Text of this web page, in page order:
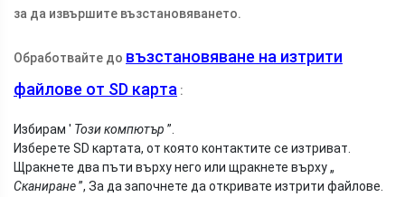
за да извършите възстановяването.
Обработвайте до възстановяване на изтрити
файлове от SD карта :
Избирам ' Този компютър ”.
Изберете SD картата, от която контактите се изтриват.
Щракнете два пъти върху него или щракнете върху „
Сканиране”, За да започнете да откривате изтрити файлове.